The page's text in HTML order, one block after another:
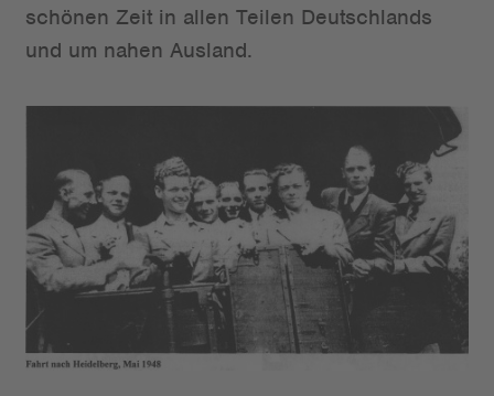
schönen Zeit in allen Teilen Deutschlands
und um nahen Ausland.